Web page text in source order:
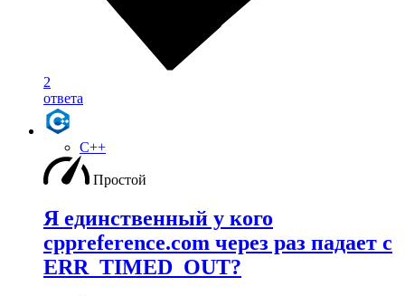
2
ответа
C++
Простой
Я единственный у кого
cppreference.com через раз падает с
ERR_TIMED_OUT?